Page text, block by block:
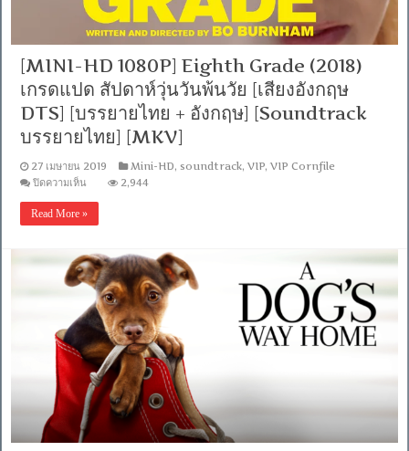
ไทย
+
อังกฤษ]
[Soundtrack
บรรยาย
ไทย]
[MINI-HD 1080P] Eighth Grade (2018)
เกรดแปด สัปดาห์วุ่นวันพ้นวัย [เสียงอังกฤษ
DTS] [บรรยายไทย + อังกฤษ] [Soundtrack
บรรยายไทย] [MKV]
27 เมษายน 2019 Mini-HD, soundtrack,VIP,VIP Cornfile
ปิดความเห็นบน
1080P]
(2018)
เกรด
แปด
สัปดาห์
วุ่น
วัน
พ้น
วัย
[เสียง
อังกฤษ
DTS]
[บรรยาย
2,944
Read More »